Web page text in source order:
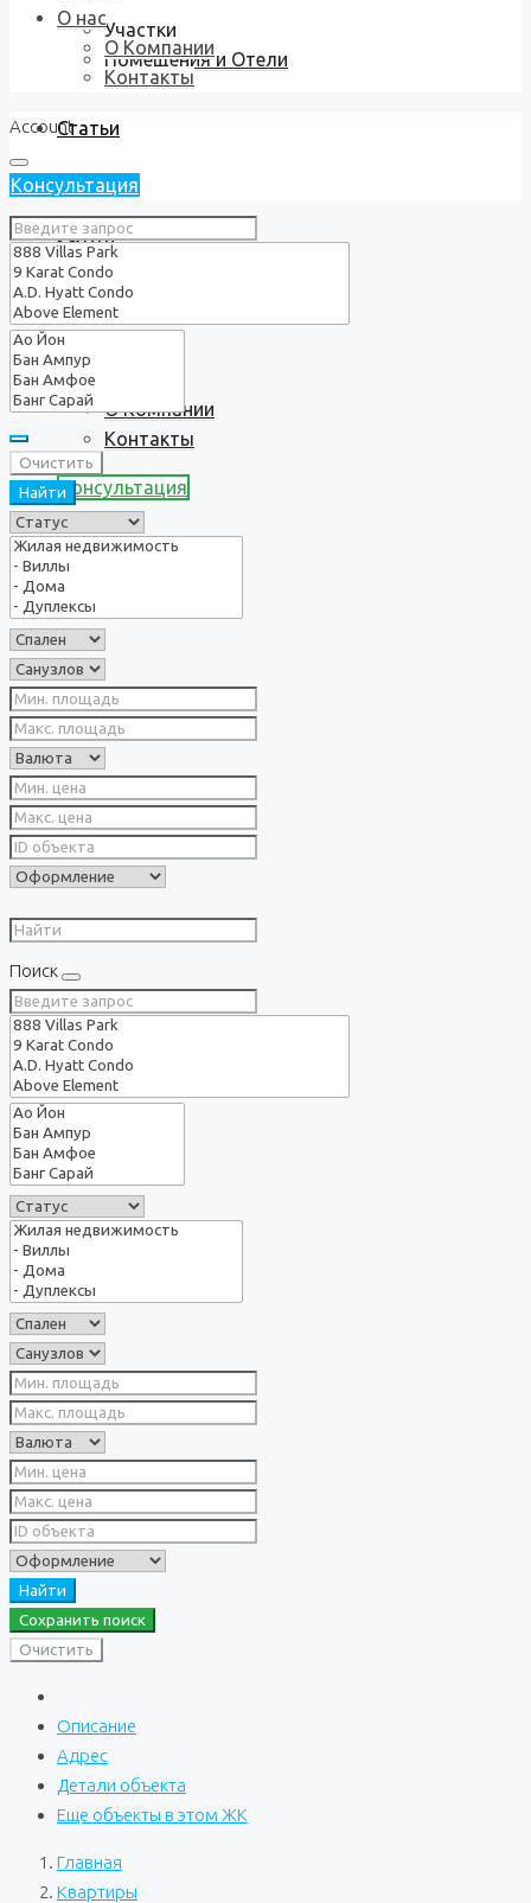
Участки
Помещения и Отели
Статьи
Услуги
О нас
О Компании
Контакты
Консультация
О нас
О Компании
Контакты
Account
Консультация
Очистить
Найти
Поиск
Найти
Сохранить поиск
Очистить
Описание
Адрес
Детали объекта
Еще объекты в этом ЖК
Главная
Квартиры